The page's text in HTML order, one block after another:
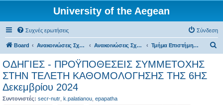
University of the Aegean
Συχνές ερωτήσεις Σύνδεση
Board Ανακοινώσεις Σχολών, Τμημάτων, Συλλόγων & Υπηρεσιών Ανακοινώσεις Σχολών & Τμημάτων (Λήμνος) Τμήμα Επιστήμης Τροφίμων και Διατροφής
ΟΔΗΓΙΕΣ - ΠΡΟΫΠΟΘΕΣΕΙΣ ΣΥΜΜΕΤΟΧΗΣ
ΣΤΗΝ ΤΕΛΕΤΗ ΚΑΘΟΜΟΛΟΓΗΣΗΣ ΤΗΣ 6ΗΣ
Δεκεμβρίου 2024
Συντονιστές: secr-nutr k.palatianou epapatha